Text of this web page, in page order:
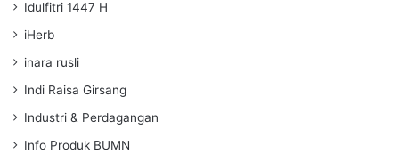
Idulfitri 1447 H
iHerb
inara rusli
Indi Raisa Girsang
Industri & Perdagangan
Info Produk BUMN